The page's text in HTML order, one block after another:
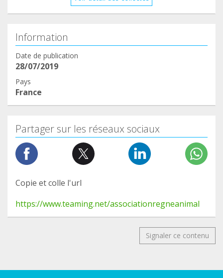
Information
Date de publication
28/07/2019
Pays
France
Partager sur les réseaux sociaux
Copie et colle l'url
https://www.teaming.net/associationregneanimal
Signaler ce contenu